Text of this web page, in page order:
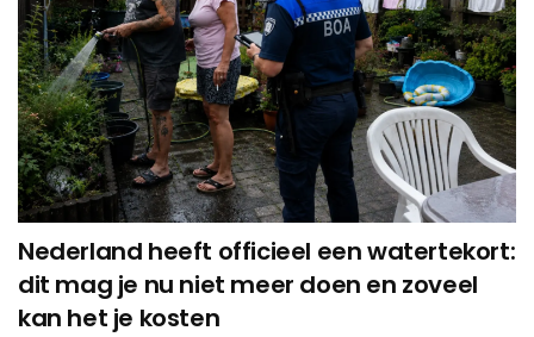
Nederland heeft officieel een watertekort:
dit mag je nu niet meer doen en zoveel
kan het je kosten